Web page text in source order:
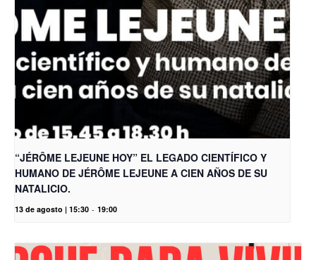
“JÉRÔME LEJEUNE HOY” EL LEGADO CIENTÍFICO Y
HUMANO DE JÉRÔME LEJEUNE A CIEN AÑOS DE SU
NATALICIO.
13 de agosto | 15:30 - 19:00